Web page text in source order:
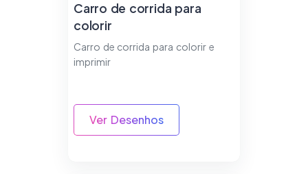
Carro de corrida para
colorir
Carro de corrida para colorir e
imprimir
Ver Desenhos